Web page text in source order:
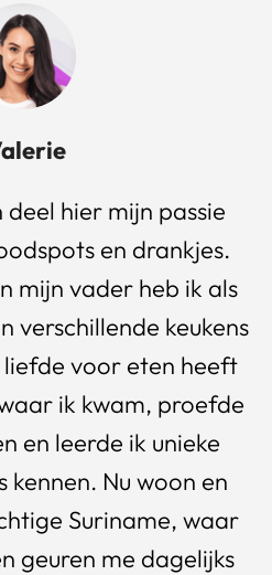
deel hier mijn passie
en drankjes.
mijn vader heb ik als
verschillende keukens
voor eten heeft
ik kwam, proefde
en leerde ik unieke
Nu woon en
Suriname, waar
geuren me dagelijks